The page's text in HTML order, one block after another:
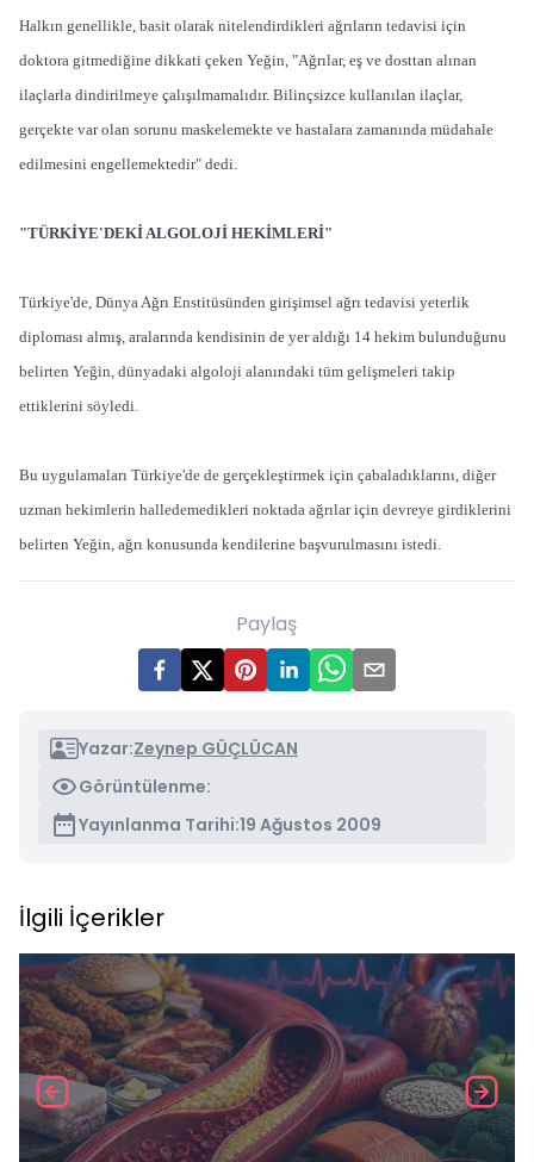
Halkın genellikle, basit olarak nitelendirdikleri ağrıların tedavisi için
doktora gitmediğine dikkati çeken Yeğin, "Ağrılar, eş ve dosttan alınan
ilaçlarla dindirilmeye çalışılmamalıdır. Bilinçsizce kullanılan ilaçlar,
gerçekte var olan sorunu maskelemekte ve hastalara zamanında müdahale
edilmesini engellemektedir" dedi.
"TÜRKİYE'DEKİ ALGOLOJİ HEKİMLERİ"
Türkiye'de, Dünya Ağrı Enstitüsünden girişimsel ağrı tedavisi yeterlik
diploması almış, aralarında kendisinin de yer aldığı 14 hekim bulunduğunu
belirten Yeğin, dünyadaki algoloji alanındaki tüm gelişmeleri takip
ettiklerini söyledi.
Bu uygulamaları Türkiye'de de gerçekleştirmek için çabaladıklarını, diğer
uzman hekimlerin halledemedikleri noktada ağrılar için devreye girdiklerini
belirten Yeğin, ağrı konusunda kendilerine başvurulmasını istedi.
Paylaş
Yazar:Zeynep GÜÇLÜCAN
Görüntülenme:
Yayınlanma Tarihi:19 Ağustos 2009
İlgili İçerikler